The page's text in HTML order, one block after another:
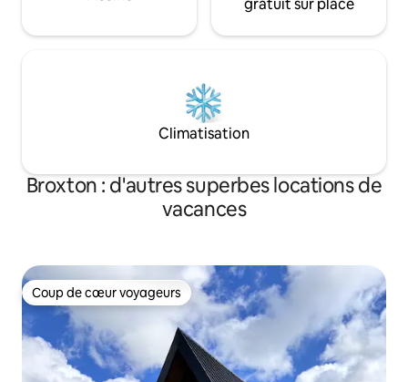
Climatisation
Broxton : d'autres superbes locations de
vacances
Coup de cœur voyageurs
Coup de cœur voyageurs